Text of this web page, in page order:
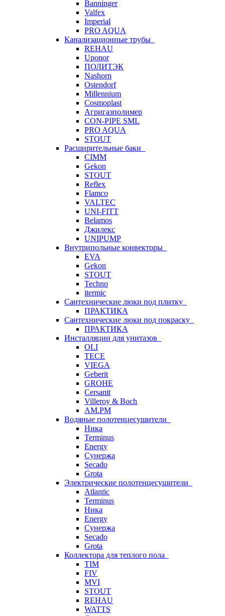
Banninger
Valfex
Imperial
PRO AQUA
Канализационные трубы
REHAU
Uponor
ПОЛИТЭК
Nashorn
Ostendorf
Millennium
Cosmoplast
Агригазполимер
CON-PIPE SML
PRO AQUA
STOUT
Расширительные баки
CIMM
Gekon
STOUT
Reflex
Flamco
VALTEC
UNI-FITT
Belamos
Джилекс
UNIPUMP
Внутрипольные конвекторы
EVA
Gekon
STOUT
Techno
itermic
Сантехнические люки под плитку
ПРАКТИКА
Сантехнические люки под покраску
ПРАКТИКА
Инсталляции для унитазов
OLI
TECE
VIEGA
Geberit
GROHE
Cersanit
Villeroy & Boch
AM.PM
Водяные полотенцесушители
Ника
Terminus
Energy
Сунержа
Secado
Grota
Электрические полотенцесушители
Atlantic
Terminus
Ника
Energy
Сунержа
Secado
Grota
Коллектора для теплого пола
TIM
FIV
MVI
STOUT
REHAU
WATTS